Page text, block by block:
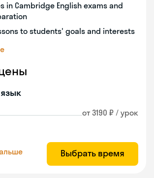
in Cambridge English exams and
to students' goals and interests
от 3190 ₽ / урок
Выбрать время